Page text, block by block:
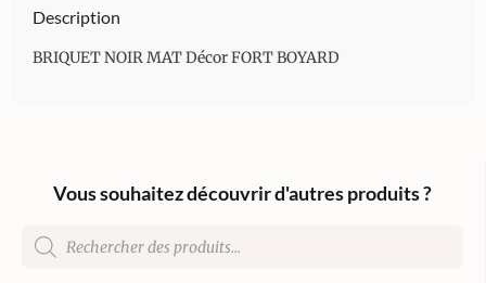
Description
BRIQUET NOIR MAT Décor FORT BOYARD
Vous souhaitez découvrir d'autres produits ?